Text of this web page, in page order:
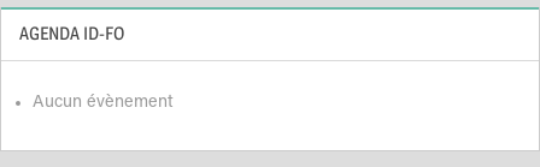
AGENDA ID-FO
Aucun évènement